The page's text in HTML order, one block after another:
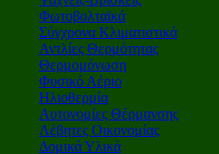
Φωτοβολταϊκά
Σύγχρονα Κλιματιστικά
Αντλίες Θερμότητας
Θερμομόνωση
Φυσικό Αέριο
Ηλιοθερμία
Αυτονομίες Θέρμανσης
Λέβητες Οικονομίας
Δομικά Υλικά